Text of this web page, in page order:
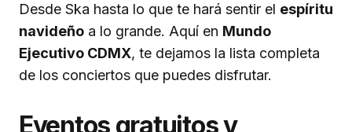
Desde Ska hasta lo que te hará sentir el espíritu
navideño a lo grande. Aquí en Mundo
Ejecutivo CDMX, te dejamos la lista completa
de los conciertos que puedes disfrutar.
Eventos gratuitos y